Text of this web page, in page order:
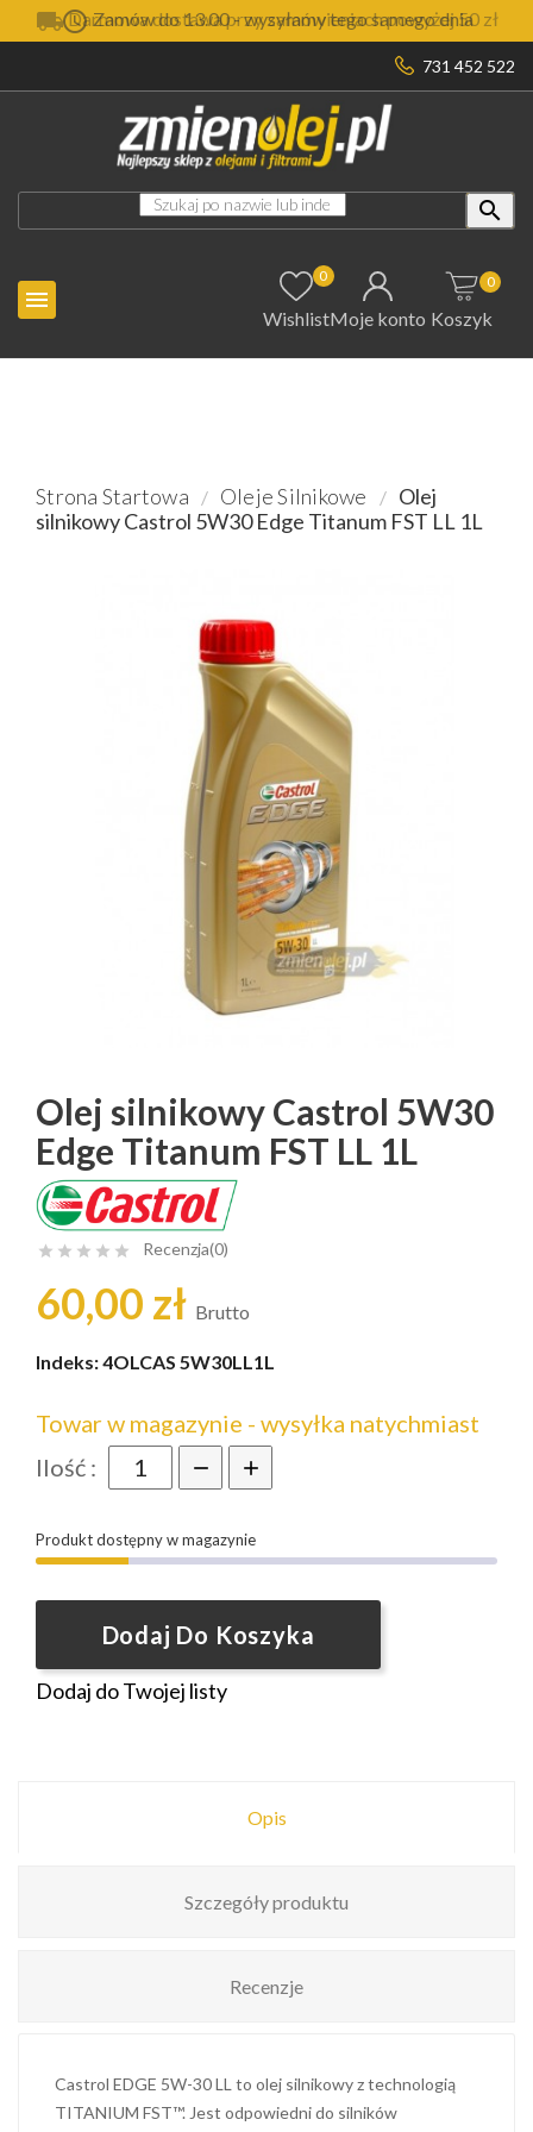
Darmowa dostawa przy zamówieniach powyżej 50 zł
731 452 522


0
WishlistMoje konto Koszyk
0
Strona Startowa Oleje Silnikowe
Olej
silnikowy Castrol 5W30 Edge Titanum FST LL 1L
Olej silnikowy Castrol 5W30
Edge Titanum FST LL 1L
     Recenzja(0)
60,00 zł Brutto
Indeks:4OLCAS 5W30LL1L
Towar w magazynie - wysyłka natychmiast
Ilość :
Produkt dostępny w magazynie
Dodaj Do Koszyka
Dodaj do Twojej listy
Opis
Szczegóły produktu
Recenzje
Castrol EDGE 5W-30 LL to olej silnikowy z technologią
TITANIUM FST™. Jest odpowiedni do silników